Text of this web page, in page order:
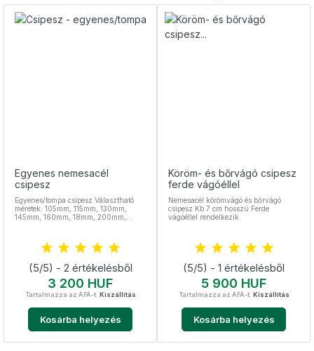
Egyenes nemesacél
csipesz
Egyenes/tompa csipesz Választható
méretek: 105mm, 115mm, 130mm,
145mm, 160mm, 18mm, 200mm,
(5/5) - 2 értékelésből
Ár
3 200 HUF
Tartalmazza az ÁFÁ-t. Kiszállítás
Kosárba helyezés
Köröm- és bőrvágó csipesz
ferde vágóéllel
Nemesacél körömvágó és bőrvágó
csipesz Kb 7 cm hosszú Ferde
vágóéllel rendelkezik
(5/5) - 1 értékelésből
Ár
5 900 HUF
Tartalmazza az ÁFÁ-t. Kiszállítás
Kosárba helyezés